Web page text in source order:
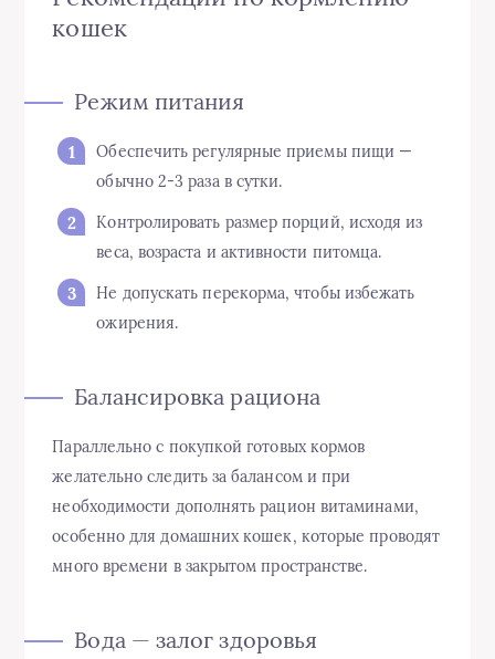
кошек
Режим питания
Обеспечить регулярные приемы пищи —
обычно 2-3 раза в сутки.
Контролировать размер порций, исходя из
веса, возраста и активности питомца.
Не допускать перекорма, чтобы избежать
ожирения.
Балансировка рациона
Параллельно с покупкой готовых кормов
желательно следить за балансом и при
необходимости дополнять рацион витаминами,
особенно для домашних кошек, которые проводят
много времени в закрытом пространстве.
Вода — залог здоровья